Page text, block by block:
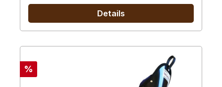
Details
%